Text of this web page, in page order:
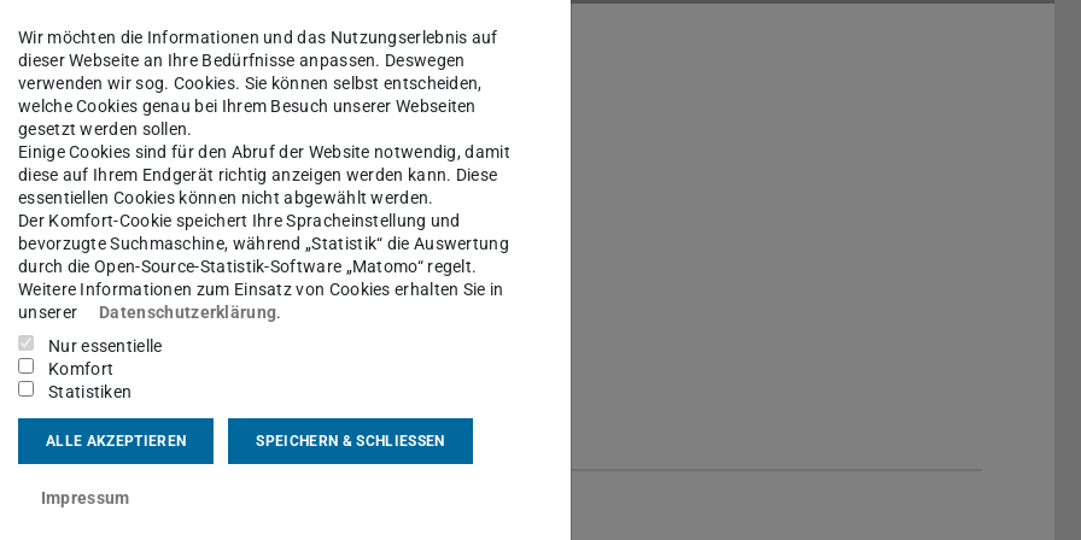
Institut EW Unser Team
Alexander Möller
Drehstromantriebe
Wir möchten die Informationen und das Nutzungserlebnis auf
dieser Webseite an Ihre Bedürfnisse anpassen. Deswegen
verwenden wir sog. Cookies. Sie können selbst entscheiden,
welche Cookies genau bei Ihrem Besuch unserer Webseiten
gesetzt werden sollen.
Einige Cookies sind für den Abruf der Website notwendig, damit
diese auf Ihrem Endgerät richtig anzeigen werden kann. Diese
essentiellen Cookies können nicht abgewählt werden.
Der Komfort-Cookie speichert Ihre Spracheinstellung und
bevorzugte Suchmaschine, während „Statistik“ die Auswertung
durch die Open-Source-Statistik-Software „Matomo“ regelt.
Weitere Informationen zum Einsatz von Cookies erhalten Sie in
unserer
Datenschutzerklärung.
Nur essentielle
Komfort
Statistiken
ALLE AKZEPTIEREN SPEICHERN & SCHLIESSEN
Impressum